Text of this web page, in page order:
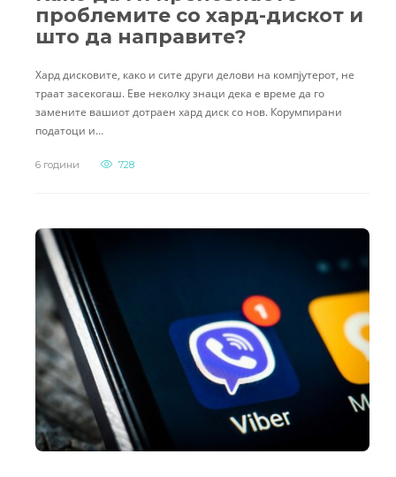
проблемите со хард-дискот и
што да направите?
Хард дисковите, како и сите други делови на компјутерот, не
траат засекогаш. Еве неколку знаци дека е време да го
замените вашиот дотраен хард диск со нов. Корумпирани
податоци и…
6 години 728